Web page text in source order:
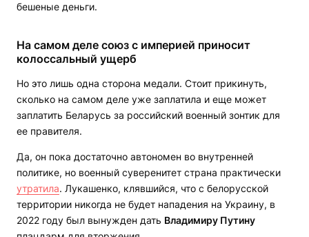
бешеные деньги.
На самом деле союз с империей приносит
колоссальный ущерб
Но это лишь одна сторона медали. Стоит прикинуть,
сколько на самом деле уже заплатила и еще может
заплатить Беларусь за российский военный зонтик для
ее правителя.
Да, он пока достаточно автономен во внутренней
политике, но военный суверенитет страна практически
утратила. Лукашенко, клявшийся, что с белорусской
территории никогда не будет нападения на Украину, в
2022 году был вынужден дать Владимиру Путину